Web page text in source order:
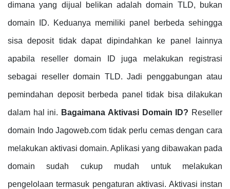
dimana yang dijual belikan adalah domain TLD, bukan
domain ID. Keduanya memiliki panel berbeda sehingga
sisa deposit tidak dapat dipindahkan ke panel lainnya
apabila reseller domain ID juga melakukan registrasi
sebagai reseller domain TLD. Jadi penggabungan atau
pemindahan deposit berbeda panel tidak bisa dilakukan
dalam hal ini. Bagaimana Aktivasi Domain ID? Reseller
domain Indo Jagoweb.com tidak perlu cemas dengan cara
melakukan aktivasi domain. Aplikasi yang dibawakan pada
domain sudah cukup mudah untuk melakukan
pengelolaan termasuk pengaturan aktivasi. Aktivasi instan